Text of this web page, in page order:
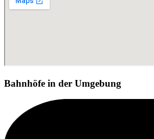
Bahnhöfe in der Umgebung